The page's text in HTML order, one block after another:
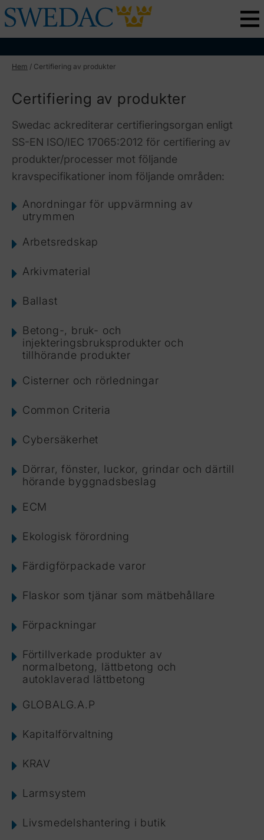
Hem / Certifiering av produkter
Certifiering av produkter
Swedac ackrediterar certifieringsorgan enligt
SS-EN ISO/IEC 17065:2012 för certifiering av
produkter/processer mot följande
kravspecifikationer inom följande områden:
Anordningar för uppvärmning av
utrymmen
Arbetsredskap
Arkivmaterial
Ballast
Betong-, bruk- och
injekteringsbruksprodukter och
tillhörande produkter
Cisterner och rörledningar
Common Criteria
Cybersäkerhet
Dörrar, fönster, luckor, grindar och därtill
hörande byggnadsbeslag
ECM
Ekologisk förordning
Färdigförpackade varor
Flaskor som tjänar som mätbehållare
Förpackningar
Förtillverkade produkter av
normalbetong, lättbetong och
autoklaverad lättbetong
GLOBALG.A.P
Kapitalförvaltning
KRAV
Larmsystem
Livsmedelshantering i butik